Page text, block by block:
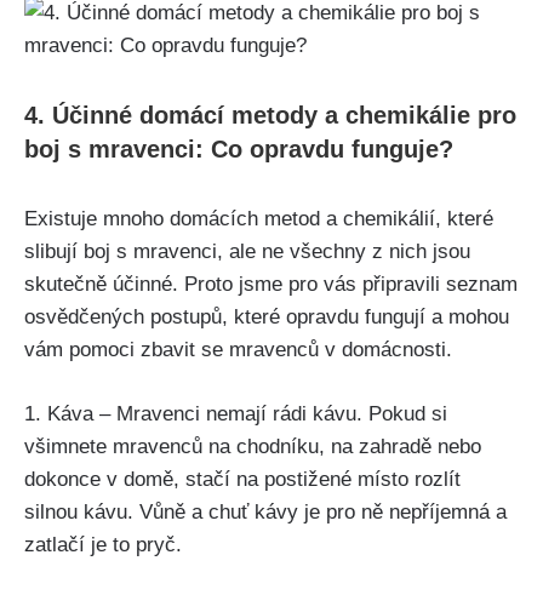
4. Účinné domácí metody a chemikálie⁤ pro
boj s‌ mravenci: Co opravdu⁤ funguje?
Existuje ⁤mnoho domácích metod a chemikálií, které
slibují boj s mravenci, ale ​ne všechny z ⁢nich jsou
⁢skutečně účinné. Proto jsme pro vás připravili seznam
osvědčených postupů, které opravdu fungují a mohou
vám pomoci zbavit se‍ mravenců v domácnosti.
1. Káva – Mravenci ⁢nemají rádi kávu. Pokud si
všimnete mravenců na chodníku,​ na‌ zahradě ‌nebo
dokonce ⁢v domě, stačí na postižené místo rozlít
silnou kávu. Vůně a chuť kávy je pro ně nepříjemná a
⁢zatlačí ⁤je to pryč.